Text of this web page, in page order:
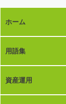
ホーム
用語集
資産運用